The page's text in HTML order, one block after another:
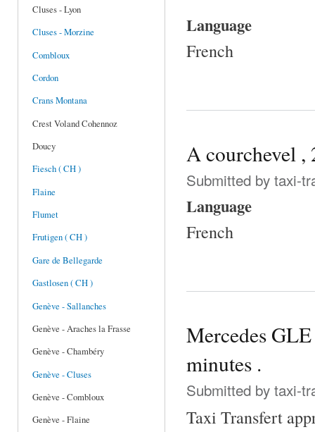
Cluses - Lyon
Cluses - Morzine
Combloux
Cordon
Crans Montana
Crest Voland Cohennoz
Doucy
Fiesch ( CH )
Flaine
Flumet
Frutigen ( CH )
Gare de Bellegarde
Gastlosen ( CH )
Genève - Sallanches
Genève - Araches la Frasse
Genève - Chambéry
Genève - Cluses
Genève - Combloux
Genève - Flaine
Language
French
A courchevel ,
Submitted by taxi-
Language
French
Mercedes
minutes .
Submitted by taxi-
Taxi Transfert